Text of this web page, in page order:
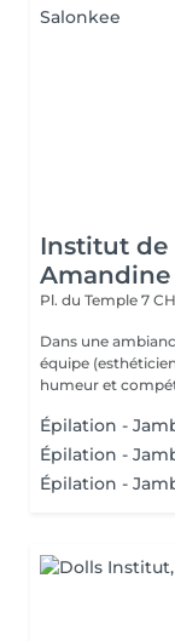
Institut de
Amandine
Pl. du Temple 7
Dans une
équipe
humeur et
Épilation -
Épilation -
Épilation -